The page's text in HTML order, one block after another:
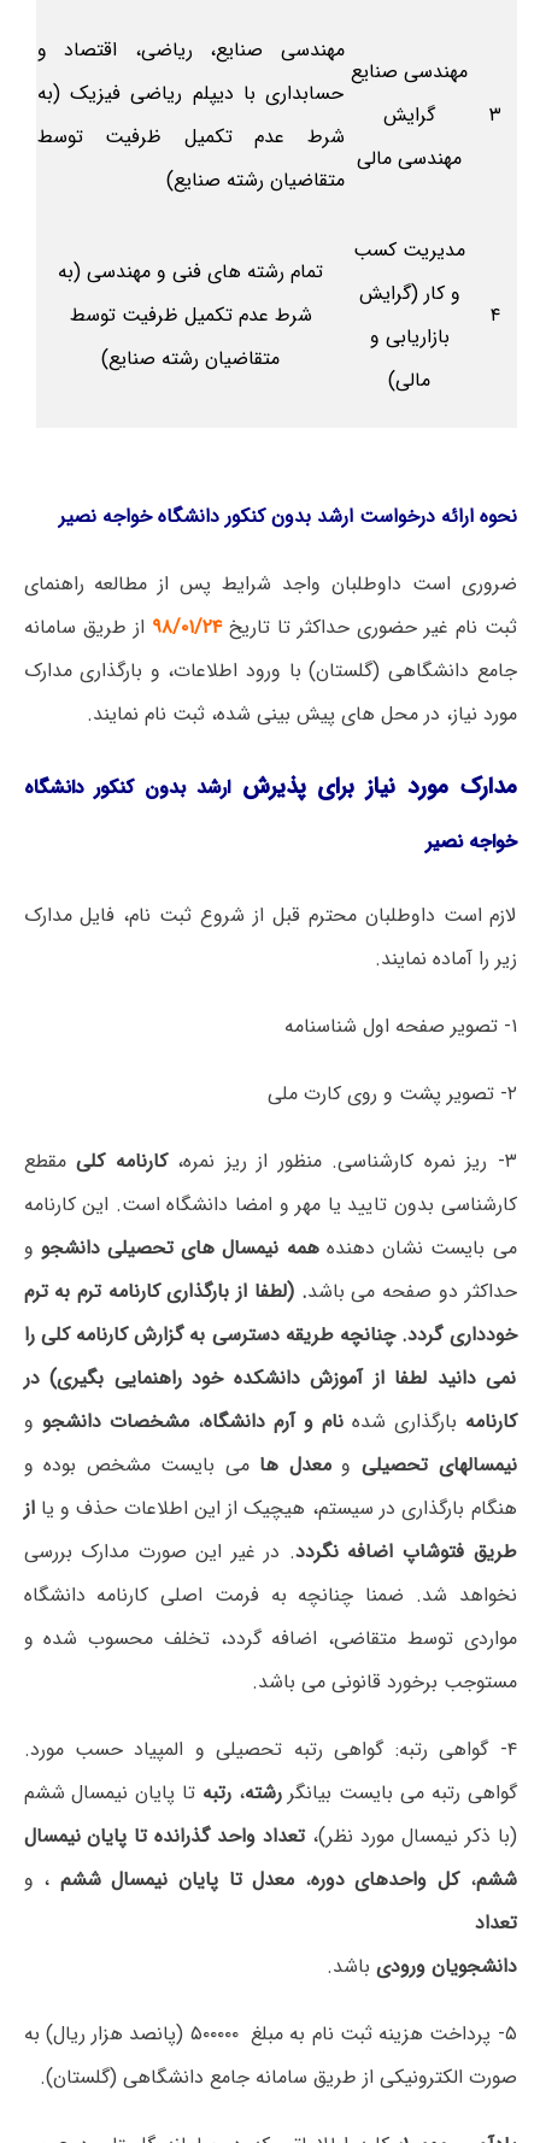
۳
مهندسی صنایع
گرایش
مهندسی مالی
مهندسی صنایع، ریاضی، اقتصاد و
حسابداری با دیپلم ریاضی فیزیک (به
شرط عدم تکمیل ظرفیت توسط
متقاضیان رشته صنایع)
۴
مدیریت کسب
و کار (گرایش
بازاریابی و
مالی)
تمام رشته های فنی و مهندسی (به
شرط عدم تکمیل ظرفیت توسط
متقاضیان رشته صنایع)
نحوه ارائه درخواست ارشدبدون کنکور دانشگاه خواجه نصیر
ضروری است داوطلبان واجد شرایط پس از مطالعه راهنمای
ثبت نام غیر حضوری حداکثر تا تاریخ۹۸/۰۱/۲۴ از طریق سامانه
جامع دانشگاهی (گلستان) با ورود اطلاعات، و بارگذاری مدارک
مورد نیاز، در محل های پیش بینی شده، ثبت نام نمایند.
مدارک مورد نیاز برای پذیرشارشدبدون کنکور دانشگاه
خواجه نصیر
لازم است داوطلبان محترم قبل از شروع ثبت نام، فایل مدارک
زیر را آماده نمایند.
۱- تصویر صفحه اول شناسنامه
۲- تصویر پشت و روی کارت ملی
۳- ریز نمره کارشناسی. منظور از ریز نمره، کارنامه کلیمقطع
کارشناسی بدون تایید یا مهر و امضا دانشگاه است. این کارنامه
می بایست نشان دهندههمه نیمسال های تحصیلی دانشجو و
حداکثر دو صفحه می باشد. (لطفا از بارگذاری کارنامه ترم به ترم
خودداریگردد. چنانچه طریقه دسترسی به گزارش کارنامه کلی را
نمی دانید لطفا از آموزش دانشکده خود راهنمایی بگیری) در
کارنامه بارگذاری شدهنام و آرم دانشگاه،مشخصات دانشجو و
نیمسالهای تحصیلی ومعدل هامی بایست مشخص بوده و
هنگام بارگذاری در سیستم، هیچیک از این اطلاعات حذف و یااز
طریق فتوشاپ اضافه نگردد. در غیر این صورت مدارک بررسی
نخواهد شد. ضمنا چنانچه به فرمت اصلی کارنامه دانشگاه
مواردی توسط متقاضی، اضافه گردد، تخلف محسوب شده و
مستوجب برخورد قانونی می باشد.
۴- گواهی رتبه: گواهی رتبه تحصیلی و المپیاد حسب مورد.
گواهی رتبه می بایست بیانگررشته،رتبهتا پایان نیمسال ششم
(با ذکر نیمسال مورد نظر)،تعداد واحد گذرانده تا پایان نیمسال
ششم،کل واحدهای دوره، معدل تا پایان نیمسال ششم ، و
تعداد
دانشجویان ورودی باشد.
۵- پرداخت هزینه ثبت نام به مبلغ ۵۰۰۰۰۰ (پانصد هزار ریال) به
صورت الکترونیکی از طریق سامانه جامع دانشگاهی (گلستان).